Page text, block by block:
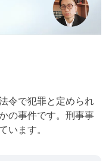
令で犯罪と定められ
の事件です。刑事事
います。